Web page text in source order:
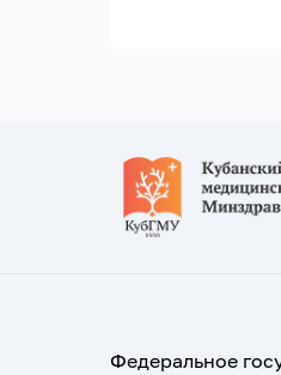
Федеральное